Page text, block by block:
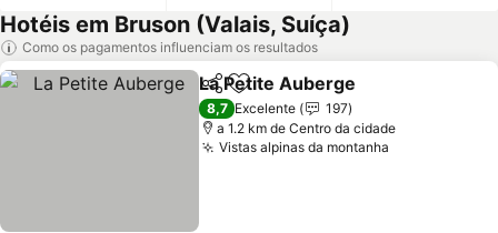
Hotéis em Bruson (Valais, Suíça)
Como os pagamentos influenciam os resultados
PartilharAdicionar aos favoritos
La Petite Auberge
8,7 Excelente
197
a 1.2 km de Centro da cidade
Vistas alpinas da montanha